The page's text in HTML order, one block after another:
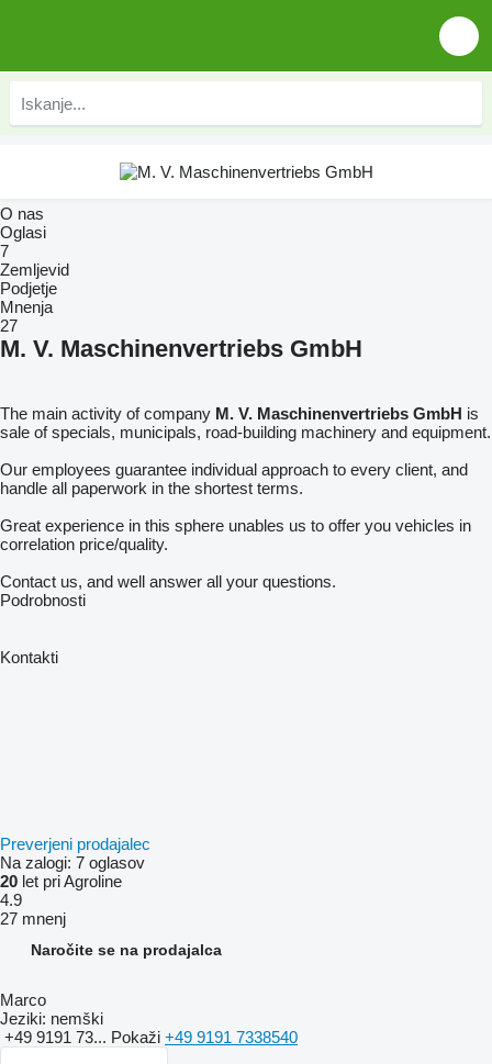
O nas
Oglasi
7
Zemljevid
Podjetje
Mnenja
27
M. V. Maschinenvertriebs GmbH
The main activity of company M. V. Maschinenvertriebs GmbH is
sale of specials, municipals, road-building machinery and equipment.
Our employees guarantee individual approach to every client, and
handle all paperwork in the shortest terms.
Great experience in this sphere unables us to offer you vehicles in
correlation price/quality.
Contact us, and well answer all your questions.
Podrobnosti
Kontakti
Preverjeni prodajalec
Na zalogi: 7 oglasov
20 let pri Agroline
4.9
27 mnenj
Naročite se na prodajalca
Marco
Jeziki: nemški
+49 9191 73... Pokaži +49 9191 7338540